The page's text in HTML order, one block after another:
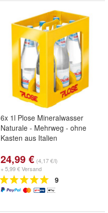
6x 1l Plose Mineralwasser
Naturale - Mehrweg - ohne
Kasten aus Italien
24,99 € (4,17 €/l)
+ 5,99 € Versand
9